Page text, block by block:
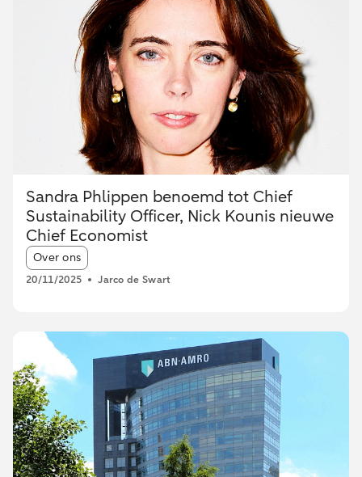
Sandra Phlippen benoemd tot Chief
Sustainability Officer, Nick Kounis nieuwe
Chief Economist
Article tags:
Over ons
20/11/2025 Jarco de Swart